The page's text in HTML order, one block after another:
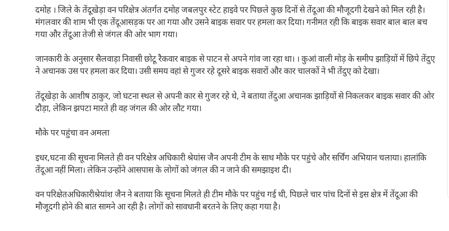
दमोह । जिले के तेंदूखेड़ा वन परिक्षेत्र अंतर्गत दमोह जबलपुर स्टेट हाइवे पर पिछले कुछ​ दिनों से तेंदूआ की मौजूदगी देखने को मिल रही है।
मंगलवार की शाम भी एक तेंदूआसड़क पर आ गया और उसने बाइक सवार पर हमला कर दिया। गनीमत रही कि बाइक सवार बाल बाल बच
गया और तेंदूआ तेजी से जंगल की ओर भाग गया।
जानकारी के अनुसार सैलवाड़ा निवासी छोटू रैकवार बाइक से पाटन से अपने गांव जा रहा था। । कुआं वाली मोड़ के समीप झाड़ियों में छिपे तेंदुए
ने अचानक उस पर हमला कर दिया। उसी समय वहां से गुजर रहे दूसरे बाइक सवारों और कार चालकों ने भी तेंदुए को देखा।
तेंदूखेड़ा के आशीष ठाकुर, जो घटना स्थल से अपनी कार से गुजर रहे थे, ने बताया तेंदुआ अचानक झाड़ियों से निकलकर बाइक सवार की ओर
दौड़ा, लेकिन झपटा मारते ही वह जंगल की ओर लौट गया।
मौके पर पहुंचा वन अमला
इधर,घटना की सूचना मिलते ही वन परिक्षेत्र अधिकारी श्रेयांस जैन अपनी टीम के साथ मौके पर पहुंचे और सर्चिंग अभियान चलाया। हालांकि
तेंदूआ नहीं मिला। लेकिन उन्होंने आसपास के लोगों को जंगल की न जाने की समझाइश दी।
वन परिक्षेतअ​धिकारीश्रेयांश जैन ने बताया कि सूचना मिलते ही टीम मौके पर पहुंच गई थी, पिछले चार पांच दिनों से इस क्षेत्र में तेंदूआ की
मौजूदगी होने की बात सामने आ रही है। लोगों को सावधानी बरतने के लिए कहा गया है।